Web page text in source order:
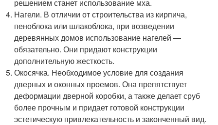
решением станет использование мха.
Нагели. В отличии от строительства из кирпича,
пеноблока или шлакоблока, при возведении
деревянных домов использование нагелей —
обязательно. Они придают конструкции
дополнительную жесткость.
Окосячка. Необходимое условие для создания
дверных и оконных проемов. Она препятствует
деформации дверной коробки, а также делает сруб
более прочным и придает готовой конструкции
эстетическую привлекательность и законченный вид.